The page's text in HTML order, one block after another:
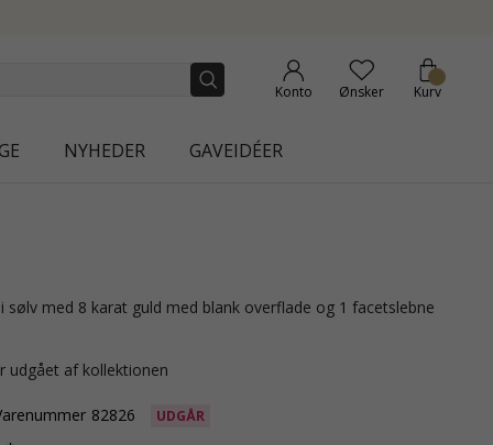
Konto Ønsker Kurv
NYHEDER GAVEIDÉER
udgået af kollektionen
82826 UDGÅR